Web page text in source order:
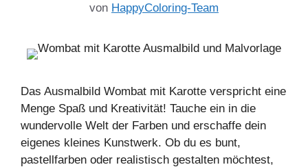
von HappyColoring-Team
Das Ausmalbild Wombat mit Karotte verspricht eine
Menge Spaß und Kreativität! Tauche ein in die
wundervolle Welt der Farben und erschaffe dein
eigenes kleines Kunstwerk. Ob du es bunt,
pastellfarben oder realistisch gestalten möchtest,